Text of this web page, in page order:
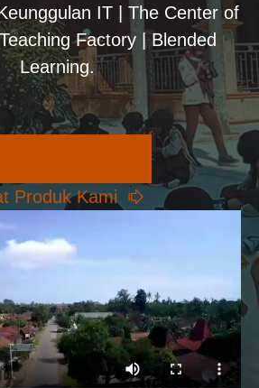
IT | The Center of
Factory | Blended
Learning.
Produk Kami